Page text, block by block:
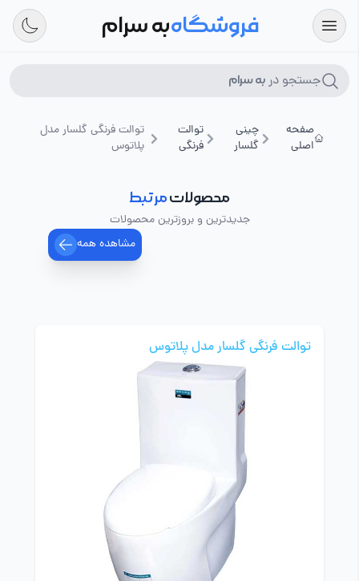
فروشگاهبه سرام
جستجو در به سرام
صفحه
اصلی
چینی
گلسار
توالت
فرنگی
توالت فرنگی گلسار مدل
پلاتوس
محصولاتمرتبط
جدیدترین و بروزترین محصولات
مشاهده همه
توالت فرنگی گلسار مدل پلاتوس